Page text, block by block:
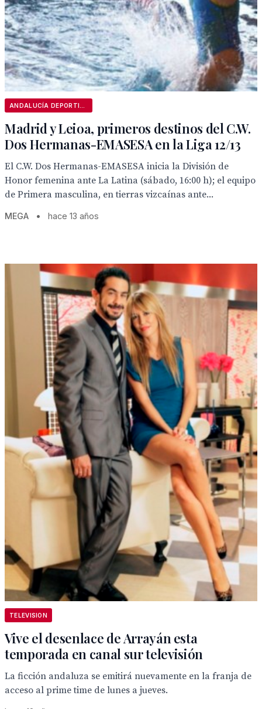
Madrid y Leioa, primeros destinos del C.W.
Dos Hermanas-EMASESA en la Liga 12/13
El C.W. Dos Hermanas-EMASESA inicia la División de
Honor femenina ante La Latina (sábado, 16:00 h); el equipo
de Primera masculina, en tierras vizcaínas ante...
MEGA • hace 13 años
TELEVISION
Vive el desenlace de Arrayán esta
temporada en canal sur televisión
La ficción andaluza se emitirá nuevamente en la franja de
acceso al prime time de lunes a jueves.